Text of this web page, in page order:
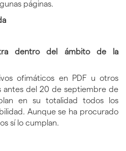
páginas.
dentro del ámbito de la
ofimáticos en PDF u otros
antes del 20 de septiembre de
en su totalidad todos los
Aunque se ha procurado
sí lo cumplan.